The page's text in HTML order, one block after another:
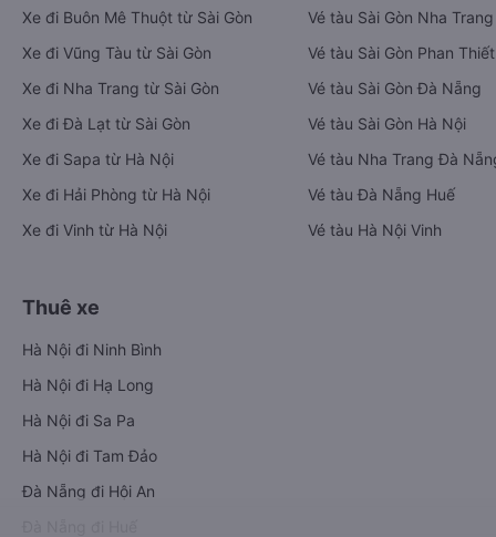
Xe đi Buôn Mê Thuột từ Sài Gòn
Xe đi Vũng Tàu từ Sài Gòn
Xe đi Nha Trang từ Sài Gòn
Xe đi Đà Lạt từ Sài Gòn
Xe đi Sapa từ Hà Nội
Xe đi Hải Phòng từ Hà Nội
Xe đi Vinh từ Hà Nội
Vé tàu Sài Gòn Nha Trang
Vé tàu Sài Gòn Phan Thiết
Vé tàu Sài Gòn Đà Nẵng
Vé tàu Sài Gòn Hà Nội
Vé tàu Nha Trang Đà
Vé tàu Đà Nẵng Huế
Vé tàu Hà Nội Vinh
Thuê xe
Hà Nội đi Ninh Bình
Hà Nội đi Hạ Long
Hà Nội đi Sa Pa
Hà Nội đi Tam Đảo
Đà Nẵng đi Hội An